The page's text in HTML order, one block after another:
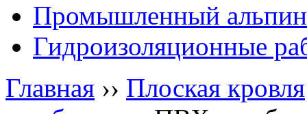
Промышленный
Гидроизоляционные
Главная ›› Плоская кровля